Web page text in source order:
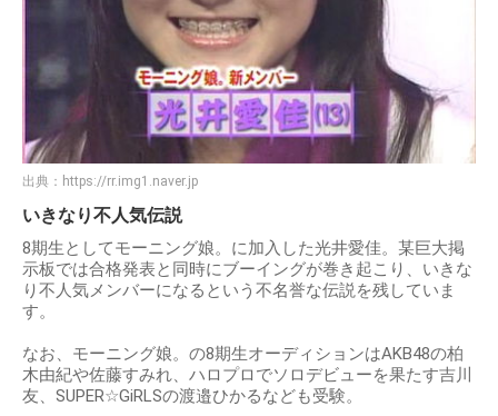
出典： https://rr.img1.naver.jp
いきなり不人気伝説
8期生としてモーニング娘。に加入した光井愛佳。某巨大掲
示板では合格発表と同時にブーイングが巻き起こり、いきな
り不人気メンバーになるという不名誉な伝説を残していま
す。
なお、モーニング娘。の8期生オーディションはAKB48の柏
木由紀や佐藤すみれ、ハロプロでソロデビューを果たす吉川
友、SUPER☆GiRLSの渡邉ひかるなども受験。